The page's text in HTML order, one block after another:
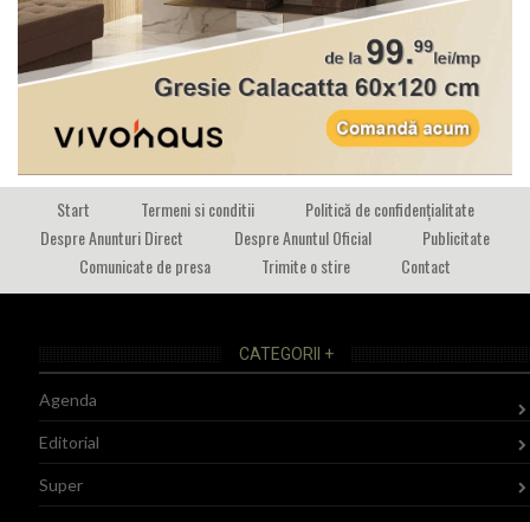
Start Termeni si conditii
Politică de confidențialitate
Despre Anunturi Direct
Despre Anuntul Oficial
Publicitate
Comunicate de presa
Trimite o stire Contact
CATEGORII +
Agenda
Editorial
Super